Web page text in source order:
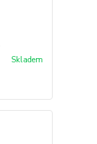
Skladem